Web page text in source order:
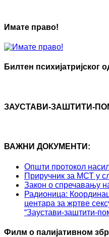
Имате право!
Билтен психијатријског
ЗАУСТАВИ-ЗАШТИТИ-
ВАЖНИ ДОКУМЕНТИ:
Општи протокол
Приручник за МСТ у
Закон о спречавању
Радионица:
центара за жртве
“Заустави-заштити-
Филм о палијативном